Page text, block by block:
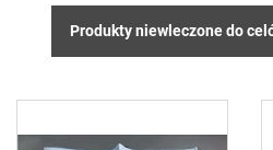
Produkty niewleczone do